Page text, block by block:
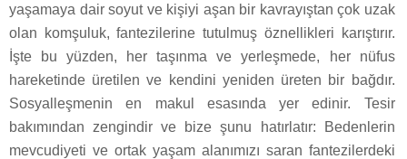
yaşamaya dair soyut ve kişiyi aşan bir kavrayıştan çok uzak
olan komşuluk, fantezilerine tutulmuş öznellikleri karıştırır.
İşte bu yüzden, her taşınma ve yerleşmede, her nüfus
hareketinde üretilen ve kendini yeniden üreten bir bağdır.
Sosyalleşmenin en makul esasında yer edinir. Tesir
bakımından zengindir ve bize şunu hatırlatır: Bedenlerin
mevcudiyeti ve ortak yaşam alanımızı saran fantezilerdeki